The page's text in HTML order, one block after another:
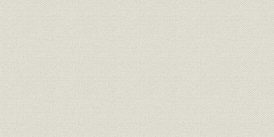
広告宣伝
共済生命保険合資会社の開業広
告
[明治27年
経営者;役員
初代社長 初代 安田善四郎、第二
代・第四代社長 二代 安田善四郎
[明治30年
保険;規則 『保険規則』(昭和31年) 昭和31年
従業員 矢野恒太、野津澡、森村金造 明治27年
営業;関係会社 合資会社時代の代理店数
明治27年
年度(1900